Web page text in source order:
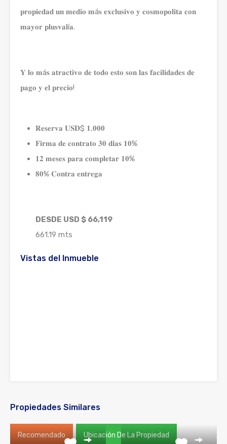
𝐩𝐫𝐨𝐩𝐢𝐞𝐝𝐚𝐝 𝐮𝐧 𝐦𝐞𝐝𝐢𝐨 𝐦á𝐬 𝐞𝐱𝐜𝐥𝐮𝐬𝐢𝐯𝐨 𝐲 𝐜𝐨𝐬𝐦𝐨𝐩𝐨𝐥𝐢𝐭𝐚 𝐜𝐨𝐧
𝐦𝐚𝐲𝐨𝐫 𝐩𝐥𝐮𝐬𝐯𝐚𝐥í𝐚.⁣⁣⁣⁣⁣⁣⁣
𝐘 𝐥𝐨 𝐦á𝐬 𝐚𝐭𝐫𝐚𝐜𝐭𝐢𝐯𝐨 𝐝𝐞 𝐭𝐨𝐝𝐨 𝐞𝐬𝐭𝐨 𝐬𝐨𝐧 𝐥𝐚𝐬 𝐟𝐚𝐜𝐢𝐥𝐢𝐝𝐚𝐝𝐞𝐬 𝐝𝐞
𝐩𝐚𝐠𝐨 𝐲 𝐞𝐥 𝐩𝐫𝐞𝐜𝐢𝐨!⁣⁣⁣⁣⁣⁣⁣
𝐑𝐞𝐬𝐞𝐫𝐯𝐚 𝐔𝐒𝐃$ 𝟏,𝟎𝟎𝟎⁣⁣⁣
𝐅𝐢𝐫𝐦𝐚 𝐝𝐞 𝐜𝐨𝐧𝐭𝐫𝐚𝐭𝐨 𝟑𝟎 𝐝𝐢́𝐚𝐬 𝟏𝟎% ⁣⁣⁣
𝟏𝟐 𝐦𝐞𝐬𝐞𝐬 𝐩𝐚𝐫𝐚 𝐜𝐨𝐦𝐩𝐥𝐞𝐭𝐚𝐫 𝟏𝟎% ⁣⁣⁣
𝟖𝟎% 𝐂𝐨𝐧𝐭𝐫𝐚 𝐞𝐧𝐭𝐫𝐞𝐠𝐚⁣⁣⁣
DESDE USD $ 66,119
661.19 mts
Vistas del Inmueble
Propiedades Similares
Recomendado Ubicación De La Propiedad